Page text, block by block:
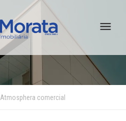
Atmosphera comercial